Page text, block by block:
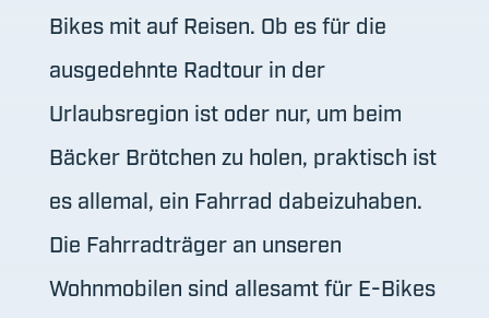
Bikes mit auf Reisen. Ob es für die
ausgedehnte Radtour in der
Urlaubsregion ist oder nur, um beim
Bäcker Brötchen zu holen, praktisch ist
es allemal, ein Fahrrad dabeizuhaben.
Die Fahrradträger an unseren
Wohnmobilen sind allesamt für E-Bikes